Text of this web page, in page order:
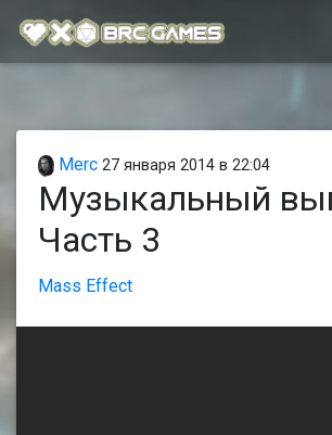
Merc 27 января 2014 в 22:04
Музыкальный
Часть 3
Mass Effect